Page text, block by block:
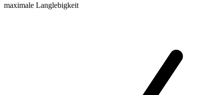
maximale Langlebigkeit